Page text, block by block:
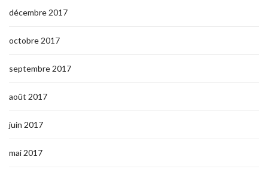
décembre 2017
octobre 2017
septembre 2017
août 2017
juin 2017
mai 2017